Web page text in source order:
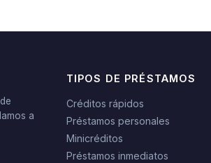
a
TIPOS DE PRÉSTAMOS
Créditos rápidos
Préstamos personales
Minicréditos
Préstamos inmediatos